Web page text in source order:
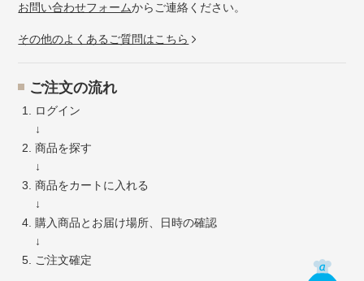
お問い合わせフォームからご連絡ください。
その他のよくあるご質問はこちら
ご注文の流れ
ログイン
↓
商品を探す
↓
商品をカートに入れる
↓
購入商品とお届け場所、日時の確認
↓
ご注文確定